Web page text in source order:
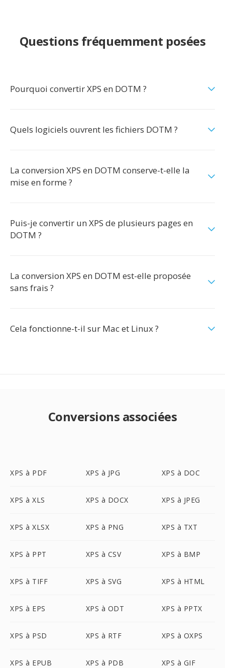
Questions fréquemment posées
Pourquoi convertir XPS en DOTM ?
Quels logiciels ouvrent les fichiers DOTM ?
La conversion XPS en DOTM conserve-t-elle la
mise en forme ?
Puis-je convertir un XPS de plusieurs pages en
DOTM ?
La conversion XPS en DOTM est-elle proposée
sans frais ?
Cela fonctionne-t-il sur Mac et Linux ?
Conversions associées
XPS à PDF XPS à JPG XPS à DOC
XPS à XLS XPS à DOCX XPS à JPEG
XPS à XLSX XPS à PNG XPS à TXT
XPS à PPT XPS à CSV XPS à BMP
XPS à TIFF XPS à SVG XPS à HTML
XPS à EPS XPS à ODT XPS à PPTX
XPS à PSD XPS à RTF XPS à OXPS
XPS à EPUB XPS à PDB XPS à GIF